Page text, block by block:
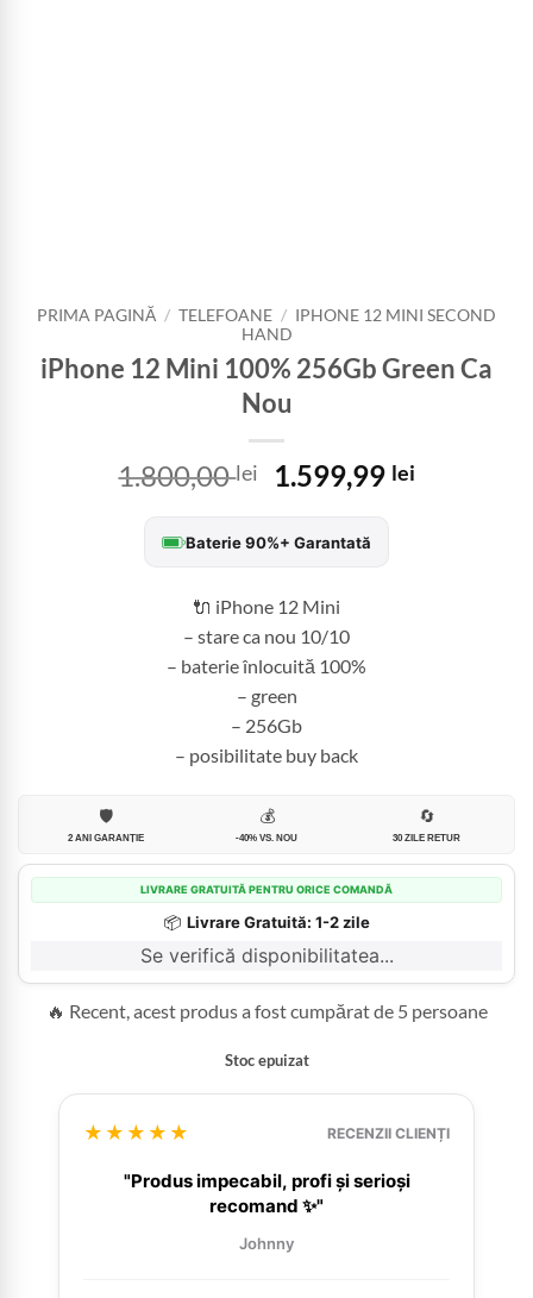
PRIMA PAGINĂ / TELEFOANE / IPHONE 12 MINI SECOND
HAND
iPhone 12 Mini 100% 256Gb Green Ca
Nou
1.800,00lei
Prețul
a
fost:
1.599,99 leiPrețul
Baterie 90%+ Garantată
🔌 iPhone 12 Mini
– stare ca nou 10/10
– baterie înlocuită 100%
– green
– 256Gb
– posibilitate buy back
🛡️
2 ANI GARANȚIE
💰
-40% VS. NOU
🔄
30 ZILE RETUR
LIVRARE GRATUITĂ PENTRU ORICE COMANDĂ
📦 Livrare Gratuită: 1-2 zile
Se verifică disponibilitatea...
🔥 Recent, acest produs a fost cumpărat de 5 persoane
Stoc epuizat
★★★★★ RECENZII CLIENȚI
"Produs impecabil, profi și serioși
recomand ✨"
Johnny